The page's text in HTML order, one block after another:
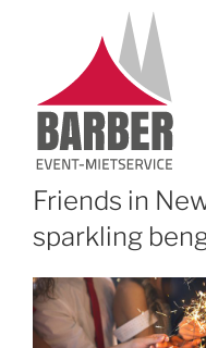
Friends in
sparkling